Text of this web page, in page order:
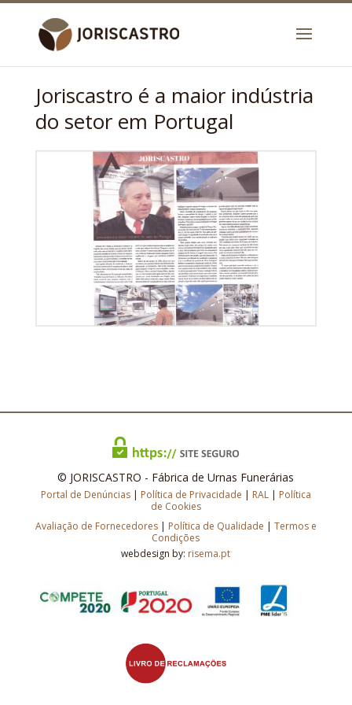
Joriscastro é a maior indústria
do setor em Portugal
© JORISCASTRO - Fábrica de Urnas Funerárias
Portal de Denúncias| Política de Privacidade | RAL| Política
de Cookies
Avaliação de Fornecedores| Política de Qualidade | Termos e
Condições
webdesign by: risema.pt